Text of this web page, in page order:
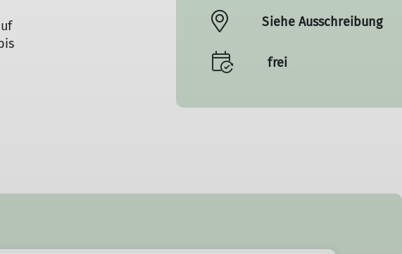
Siehe Ausschreibung
frei